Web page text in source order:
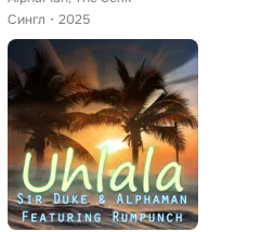
Сингл
2025